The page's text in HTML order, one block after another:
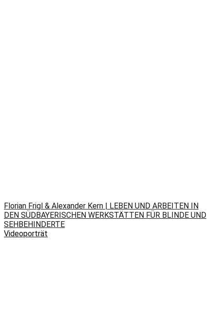
Florian Frigl & Alexander Kern | LEBEN UND ARBEITEN IN
DEN SÜDBAYERISCHEN WERKSTÄTTEN FÜR BLINDE UND
SEHBEHINDERTE
Videoporträt